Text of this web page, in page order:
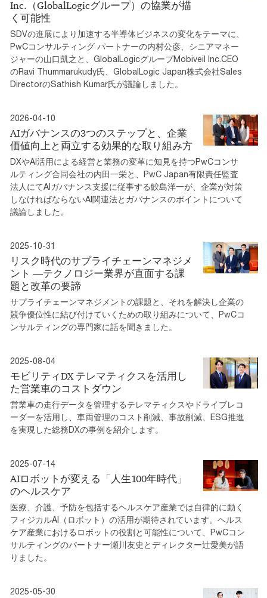
Inc.（GlobalLogicグループ）の協業が描
く可能性
SDVの進展により加速する半導体ビジネスの変化をテーマに、
PwCコンサルティング パートナーの内村公彦、シニアマネー
ジャーの山口凱之と、GlobalLogicグループMobiveil Inc.CEO
のRavi Thummarukudy氏、GlobalLogic Japan株式会社Sales
DirectorのSathish Kumar氏が議論しました。
2026-04-10
AIガバナンスの3つのステップと、企業
価値向上と両立する効果的な取り組み方
DXやAI活用による経営と業務の変革に知見を持つPwCコンサ
ルティング合同会社の内田一栄と、PwC Japan有限責任監査
法人にてAIガバナンス支援に従事する鮫島洋一が、企業が対策
しなければならないAI関連法とガバナンスのポイントについて
議論しました。
2025-10-31
リスク時代のサプライチェーンマネジメ
ント ―テクノロジー業界が直面する課
題と改革の要諦
サプライチェーンマネジメントの課題と、それを解決し企業の
競争優位性に結び付けていくための取り組みについて、PwCコ
ンサルティングの専門家に話を聞きました。
2025-08-04
モビリティDX テレマティクスを活用し
た営業車のコストダウン
営業車の走行データを管理するテレマティクスやドライブレコ
ーダーを活用し、車両管理のコスト削減、事故削減、ESG推進
を実現した総務DXの事例を紹介します。
2025-07-14
AIロボットが変える「人生100年時代」
のヘルスケア
医療、介護、予防を包括するヘルスケア産業では自律的に動く
フィジカルAI（ロボット）の活用が期待されています。ヘルス
ケア産業におけるロボットの役割と可能性について、PwCコン
サルティングのパートナー瀬川友史とディレクター辻愛美が語
りました。
2025-05-30